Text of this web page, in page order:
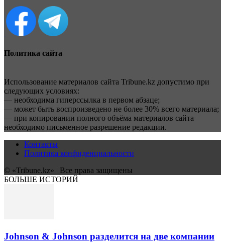
Политика сайта
Использование материалов сайта Tribune.kz допустимо при
следующих условиях:
— необходима гиперссылка в первом абзаце;
— может быть воспроизведено не более 30% всего материала;
— при копировании полного объёма материалов сайта
необходимо письменное разрешение редакции.
Контакты
Политика конфиденциальности
© «Tribune.kz» | Все права защищены
БОЛЬШЕ ИСТОРИЙ
Johnson & Johnson разделится на две компании